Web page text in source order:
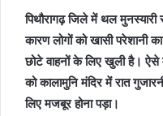
पिथौरागढ़ जिले में थल
कारण लोगों को खासी परेशानी
छोटे वाहनों के लिए खुली है।
को कालामुनि मंदिर में रात
लिए मजबूर होना पड़ा।